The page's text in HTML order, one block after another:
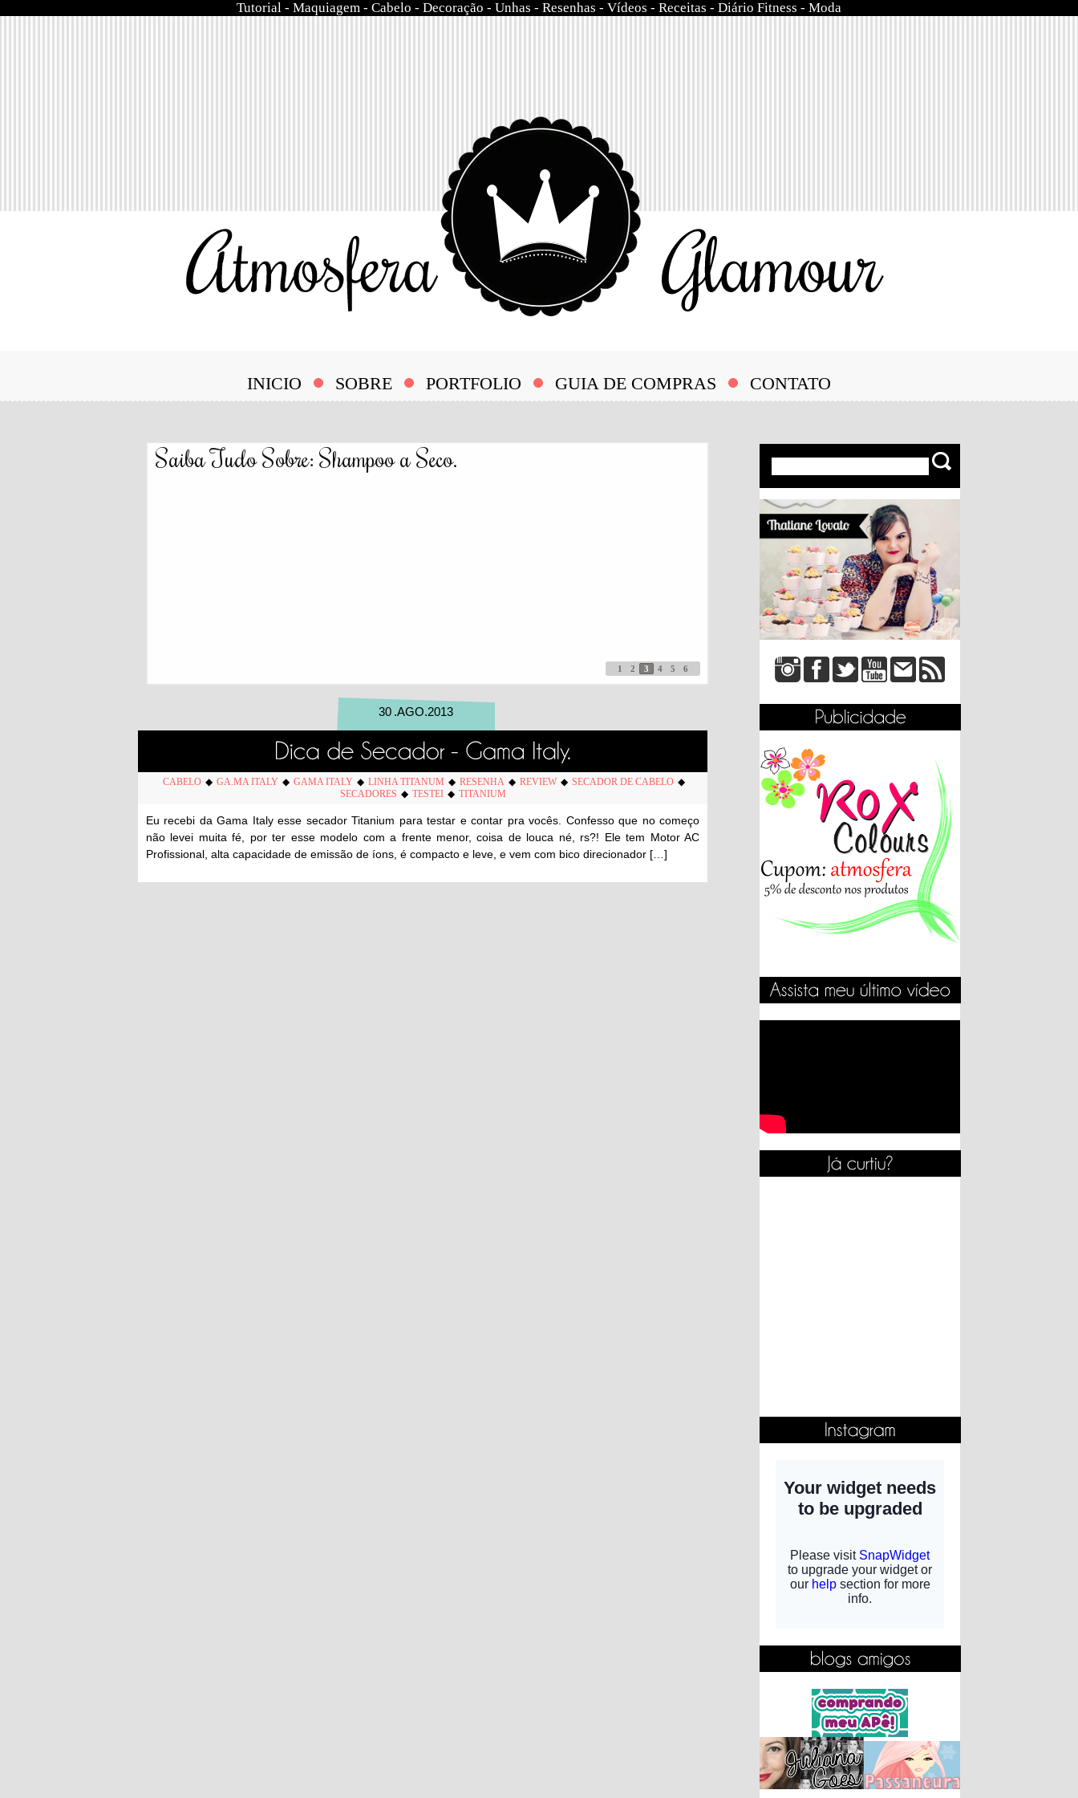
Tutorial - Maquiagem - Cabelo - Decoração - Unhas - Resenhas - Vídeos - Receitas - Diário Fitness - Moda
INICIO SOBRE PORTFOLIO GUIA DE COMPRAS CONTATO
Saiba Tudo Sobre: Shampoo a Seco. Look da K: Saia Esvoaçante!
1 2 3 4 5 6
30 .AGO.2013
CABELO ◆ GA.MA ITALY ◆ GAMA ITALY ◆ LINHA TITANUM ◆ RESENHA ◆ REVIEW ◆ SECADOR DE CABELO ◆
SECADORES ◆ TESTEI ◆ TITANIUM
Eu recebi da Gama Italy esse secador Titanium para testar e contar pra vocês. Confesso que no começo
não levei muita fé, por ter esse modelo com a frente menor, coisa de louca né, rs?! Ele tem Motor AC
Profissional, alta capacidade de emissão de íons, é compacto e leve, e vem com bico direcionador […]